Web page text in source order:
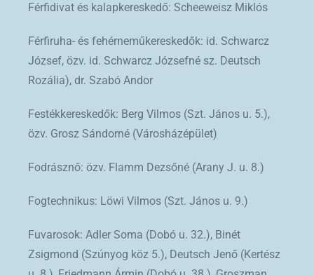
Férfidivat és kalapkereskedő: Scheeweisz Miklós
Férfiruha- és fehérneműkereskedők: id. Schwarcz
József, özv. id. Schwarcz Józsefné sz. Deutsch
Rozália), dr. Szabó Andor
Festékkereskedők: Berg Vilmos (Szt. János u. 5.),
özv. Grosz Sándorné (Városházépület)
Fodrásznő: özv. Flamm Dezsőné (Arany J. u. 8.)
Fogtechnikus: Löwi Vilmos (Szt. János u. 9.)
Fuvarosok: Adler Soma (Dobó u. 32.), Binét
Zsigmond (Szúnyog köz 5.), Deutsch Jenő (Kertész